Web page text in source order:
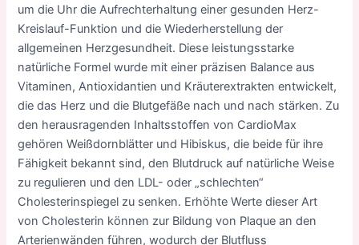
um die Uhr die Aufrechterhaltung einer gesunden Herz-
Kreislauf-Funktion und die Wiederherstellung der
allgemeinen Herzgesundheit. Diese leistungsstarke
natürliche Formel wurde mit einer präzisen Balance aus
Vitaminen, Antioxidantien und Kräuterextrakten entwickelt,
die das Herz und die Blutgefäße nach und nach stärken. Zu
den herausragenden Inhaltsstoffen von CardioMax
gehören Weißdornblätter und Hibiskus, die beide für ihre
Fähigkeit bekannt sind, den Blutdruck auf natürliche Weise
zu regulieren und den LDL- oder „schlechten“
Cholesterinspiegel zu senken. Erhöhte Werte dieser Art
von Cholesterin können zur Bildung von Plaque an den
Arterienwänden führen, wodurch der Blutfluss